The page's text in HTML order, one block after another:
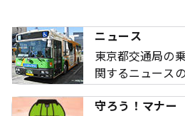
ニュース
東京都交通局の
関するニュース
守ろう！マナー